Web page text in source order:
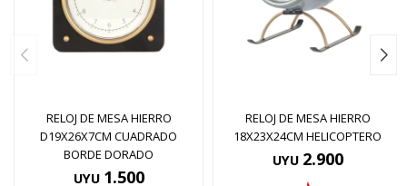
RELOJ DE MESA HIERRO
D19X26X7CM CUADRADO
BORDE DORADO
UYU 1.500
RELOJ DE MESA HIERRO
18X23X24CM HELICOPTERO
UYU 2.900